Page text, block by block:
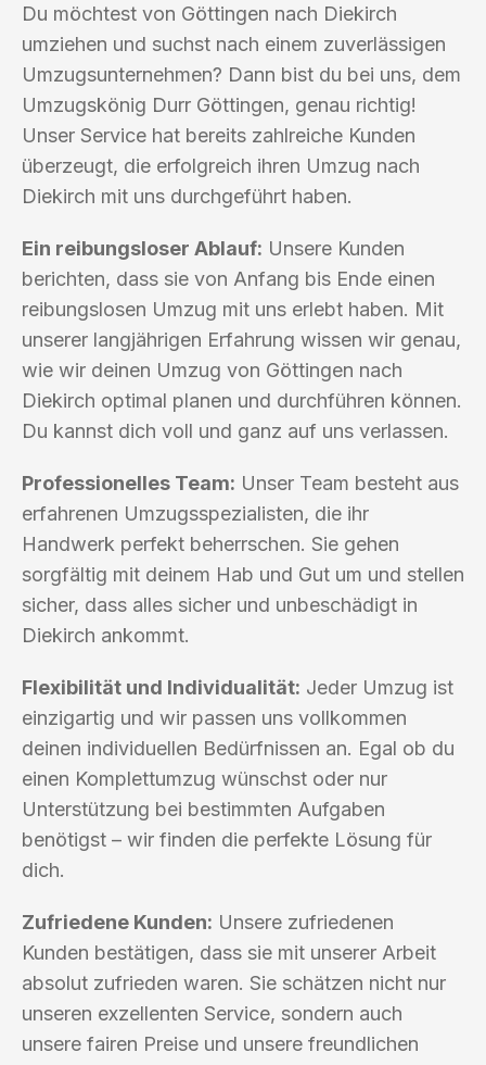
Du möchtest von Göttingen nach Diekirch
umziehen und suchst nach einem zuverlässigen
Umzugsunternehmen? Dann bist du bei uns, dem
Umzugskönig Durr Göttingen, genau richtig!
Unser Service hat bereits zahlreiche Kunden
überzeugt, die erfolgreich ihren Umzug nach
Diekirch mit uns durchgeführt haben.
Ein reibungsloser Ablauf: Unsere Kunden
berichten, dass sie von Anfang bis Ende einen
reibungslosen Umzug mit uns erlebt haben. Mit
unserer langjährigen Erfahrung wissen wir genau,
wie wir deinen Umzug von Göttingen nach
Diekirch optimal planen und durchführen können.
Du kannst dich voll und ganz auf uns verlassen.
Professionelles Team: Unser Team besteht aus
erfahrenen Umzugsspezialisten, die ihr
Handwerk perfekt beherrschen. Sie gehen
sorgfältig mit deinem Hab und Gut um und stellen
sicher, dass alles sicher und unbeschädigt in
Diekirch ankommt.
Flexibilität und Individualität: Jeder Umzug ist
einzigartig und wir passen uns vollkommen
deinen individuellen Bedürfnissen an. Egal ob du
einen Komplettumzug wünschst oder nur
Unterstützung bei bestimmten Aufgaben
benötigst – wir finden die perfekte Lösung für
dich.
Zufriedene Kunden: Unsere zufriedenen
Kunden bestätigen, dass sie mit unserer Arbeit
absolut zufrieden waren. Sie schätzen nicht nur
unseren exzellenten Service, sondern auch
unsere fairen Preise und unsere freundlichen